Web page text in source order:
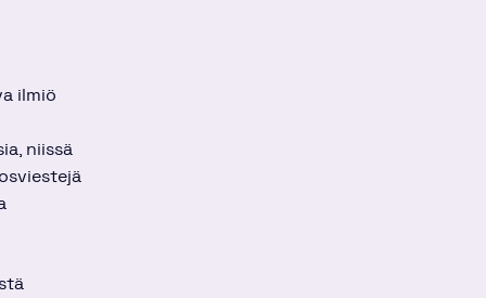
ilmiö
niissä